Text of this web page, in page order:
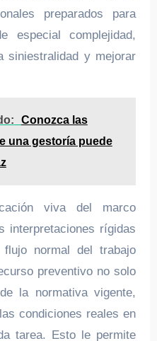
preparados para
especial complejidad,
siniestralidad y mejorar
Conozca las
una gestoría puede
viva del marco
interpretaciones rígidas
normal del trabajo
preventivo no solo
la normativa vigente,
condiciones reales en
tarea. Esto le permite